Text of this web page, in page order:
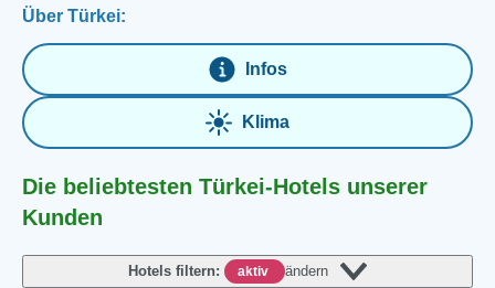
Über Türkei:
Infos
Klima
Die beliebtesten Türkei-Hotels unserer
Kunden
Hotels filtern: aktiv ändern